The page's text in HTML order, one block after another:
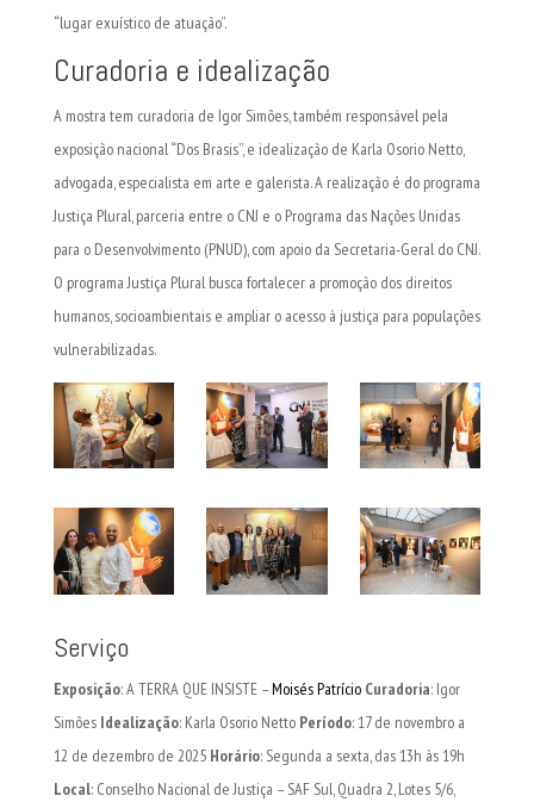
“lugar exuístico de atuação”.
Curadoria e idealização
A mostra tem curadoria de Igor Simões, também responsável pela
exposição nacional “Dos Brasis”, e idealização de Karla Osorio Netto,
advogada, especialista em arte e galerista. A realização é do programa
Justiça Plural, parceria entre o CNJ e o Programa das Nações Unidas
para o Desenvolvimento (PNUD), com apoio da Secretaria-Geral do CNJ.
O programa Justiça Plural busca fortalecer a promoção dos direitos
humanos, socioambientais e ampliar o acesso à justiça para populações
vulnerabilizadas.
Serviço
Exposição: A TERRA QUE INSISTE –Moisés Patrício Curadoria: Igor
Simões Idealização: Karla Osorio Netto Período: 17 de novembro a
12 de dezembro de 2025 Horário: Segunda a sexta, das 13h às 19h
Local: Conselho Nacional de Justiça – SAF Sul, Quadra 2, Lotes 5/6,